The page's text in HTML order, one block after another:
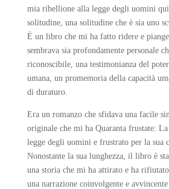
mia ribellione alla legge degli uomini
solitudine, una solitudine che è sia uno
È un libro che mi ha fatto ridere e
sembrava sia profondamente personale
riconoscibile, una testimonianza del
umana, un promemoria della capacità
di duraturo.
Era un romanzo che sfidava una facile
originale che mi ha Quaranta frustate:
legge degli uomini e frustrato per la sua
Nonostante la sua lunghezza, il libro è
una storia che mi ha attirato e ha
una narrazione coinvolgente e